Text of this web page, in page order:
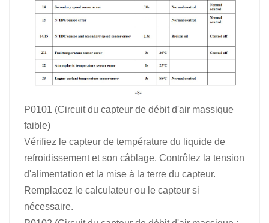
P0101 (Circuit du capteur de débit d'air massique
faible)
Vérifiez le capteur de température du liquide de
refroidissement et son câblage. Contrôlez la tension
d'alimentation et la mise à la terre du capteur.
Remplacez le calculateur ou le capteur si
nécessaire.